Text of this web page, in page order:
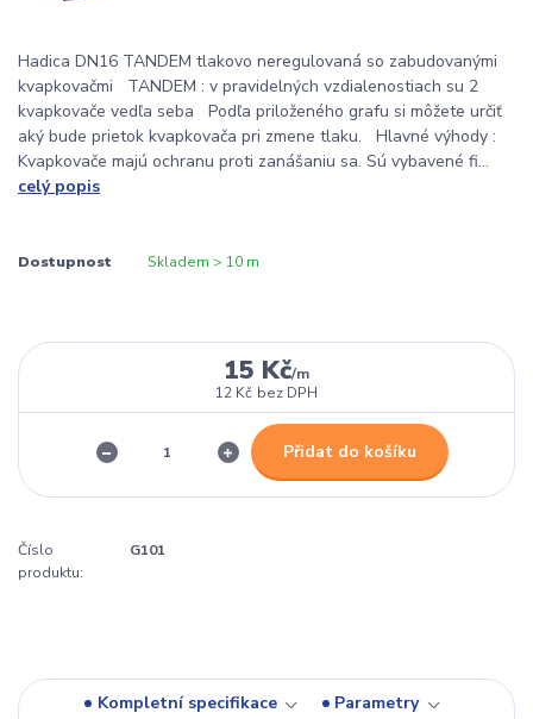
Hadica DN16 TANDEM tlakovo neregulovaná so zabudovanými
kvapkovačmi TANDEM : v pravidelných vzdialenostiach su 2
kvapkovače vedľa seba Podľa priloženého grafu si môžete určiť
aký bude prietok kvapkovača pri zmene tlaku. Hlavné výhody :
Kvapkovače majú ochranu proti zanášaniu sa. Sú vybavené fi...
celý popis
Dostupnost Skladem > 10 m
15 Kč/m
12 Kč bez DPH
Přidat do košíku
Číslo
produktu:
G101
Kompletní specifikace
Parametry